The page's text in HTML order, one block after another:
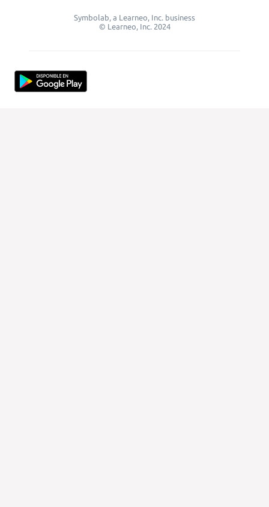
Symbolab, a Learneo, Inc. business
© Learneo, Inc. 2024